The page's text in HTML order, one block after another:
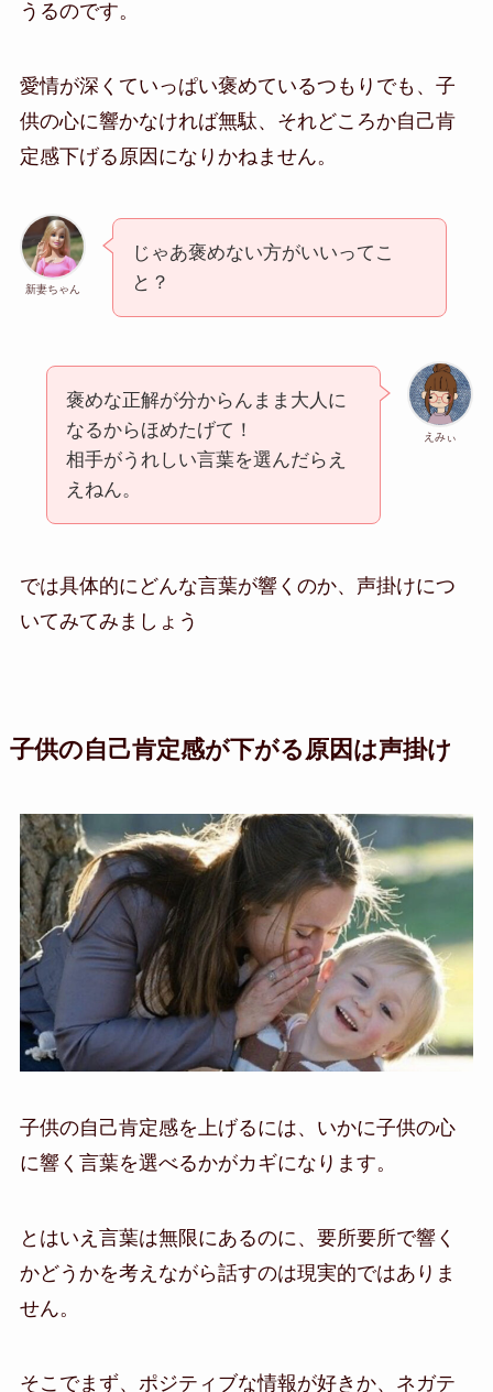
うるのです。
愛情が深くていっぱい褒めているつもりでも、子
供の心に響かなければ無駄、それどころか自己肯
定感下げる原因になりかねません。
新妻ちゃん
じゃあ褒めない方がいいってこ
と？
えみぃ
褒めな正解が分からんまま大人に
なるからほめたげて！
相手がうれしい言葉を選んだらえ
えねん。
では具体的にどんな言葉が響くのか、声掛けにつ
いてみてみましょう
子供の自己肯定感が下がる原因は声掛け
子供の自己肯定感を上げるには、いかに子供の心
に響く言葉を選べるかがカギになります。
とはいえ言葉は無限にあるのに、要所要所で響く
かどうかを考えながら話すのは現実的ではありま
せん。
そこでまず、ポジティブな情報が好きか、ネガテ